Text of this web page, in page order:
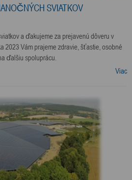
SVIATKOV
a ďakujeme za prejavenú dôveru v
2023 Vám prajeme zdravie, šťastie, osobné
ďalšiu spoluprácu.
Viac